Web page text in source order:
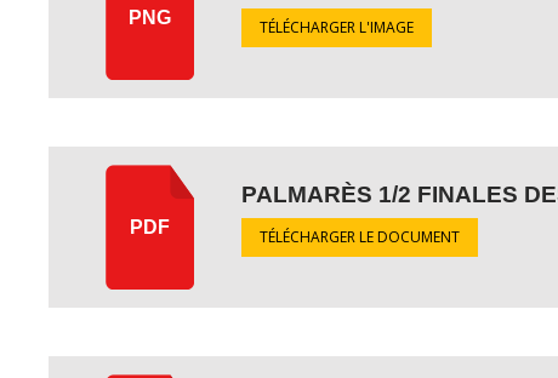
PNG TÉLÉCHARGER L'IMAGE
PDF
PALMARÈS 1/2 FINALES
TÉLÉCHARGER LE DOCUMENT